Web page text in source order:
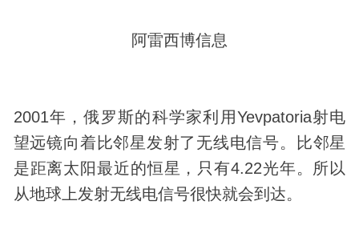
阿雷西博信息
2001年，俄罗斯的科学家利用Yevpatoria射电
望远镜向着比邻星发射了无线电信号。比邻星
是距离太阳最近的恒星，只有4.22光年。所以
从地球上发射无线电信号很快就会到达。